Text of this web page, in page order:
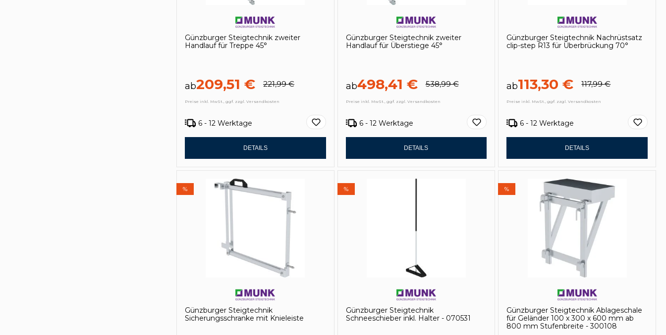
Günzburger Steigtechnik zweiter
Handlauf für Treppe 45°
ab209,51 € 221,99 €
Preise inkl. MwSt., ggf. zzgl. Versandkosten
6 - 12 Werktage
DETAILS
Günzburger Steigtechnik zweiter
Handlauf für Überstiege 45°
ab498,41 € 538,99 €
Preise inkl. MwSt., ggf. zzgl. Versandkosten
6 - 12 Werktage
DETAILS
Günzburger Steigtechnik Nachrüstsatz
clip-step R13 für Überbrückung 70°
ab113,30 € 117,99 €
Preise inkl. MwSt., ggf. zzgl. Versandkosten
6 - 12 Werktage
DETAILS
%
Günzburger Steigtechnik
Sicherungsschranke mit Knieleiste
%
Günzburger Steigtechnik
Schneeschieber inkl. Halter - 070531
%
Günzburger Steigtechnik Ablageschale
für Geländer 100 x 300 x 600 mm ab
800 mm Stufenbreite - 300108